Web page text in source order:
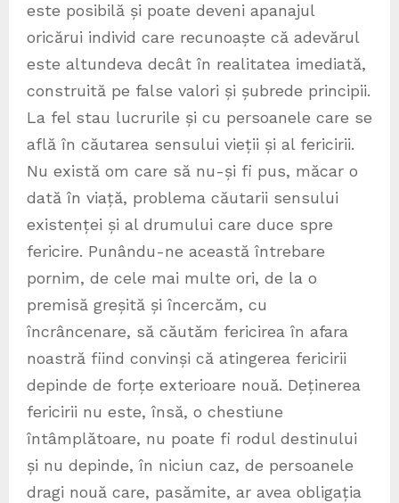
este posibilă și poate deveni apanajul
oricărui individ care recunoaște că adevărul
este altundeva decât în realitatea imediată,
construită pe false valori și șubrede principii.
La fel stau lucrurile și cu persoanele care se
află în căutarea sensului vieții și al fericirii.
Nu există om care să nu-și fi pus, măcar o
dată în viață, problema căutarii sensului
existenței și al drumului care duce spre
fericire. Punându-ne această întrebare
pornim, de cele mai multe ori, de la o
premisă greșită și încercăm, cu
încrâncenare, să căutăm fericirea în afara
noastră fiind convinși că atingerea fericirii
depinde de forțe exterioare nouă. Deținerea
fericirii nu este, însă, o chestiune
întâmplătoare, nu poate fi rodul destinului
și nu depinde, în niciun caz, de persoanele
dragi nouă care, pasămite, ar avea obligația